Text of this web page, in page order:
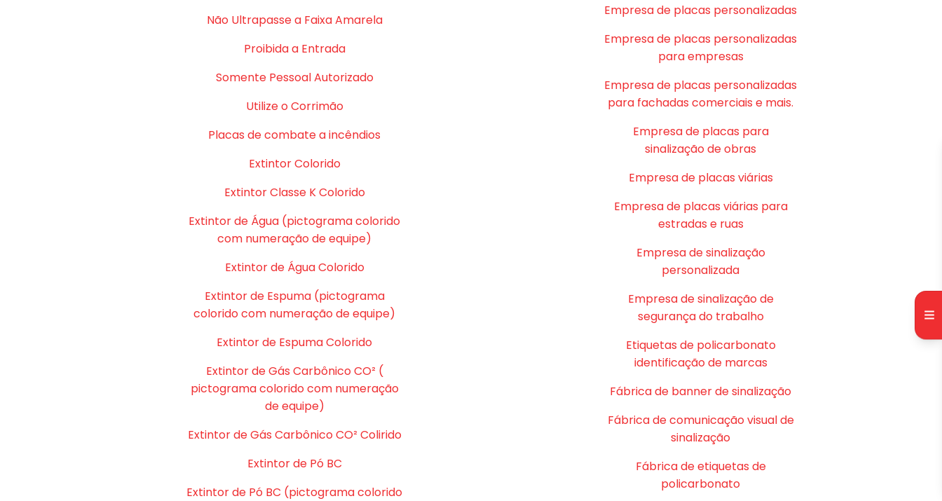
Não Ultrapasse a Faixa Amarela
Proibida a Entrada
Somente Pessoal Autorizado
Utilize o Corrimão
Placas de combate a incêndios
Extintor Colorido
Extintor Classe K Colorido
Extintor de Água (pictograma colorido
com numeração de equipe)
Extintor de Água Colorido
Extintor de Espuma (pictograma
colorido com numeração de equipe)
Extintor de Espuma Colorido
Extintor de Gás Carbônico CO² (
pictograma colorido com numeração
de equipe)
Extintor de Gás Carbônico CO² Colirido
Extintor de Pó BC
Extintor de Pó BC (pictograma colorido
Empresa de placas personalizadas
Empresa de placas personalizadas
para empresas
Empresa de placas personalizadas
para fachadas comerciais e mais.
Empresa de placas para
sinalização de obras
Empresa de placas viárias
Empresa de placas viárias para
estradas e ruas
Empresa de sinalização
personalizada
Empresa de sinalização de
segurança do trabalho
Etiquetas de policarbonato
identificação de marcas
Fábrica de banner de sinalização
Fábrica de comunicação visual de
sinalização
Fábrica de etiquetas de
policarbonato